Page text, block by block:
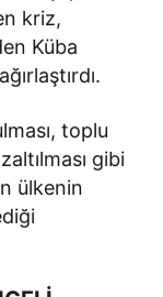
kriz,
Küba
toplu
gibi
ülkenin